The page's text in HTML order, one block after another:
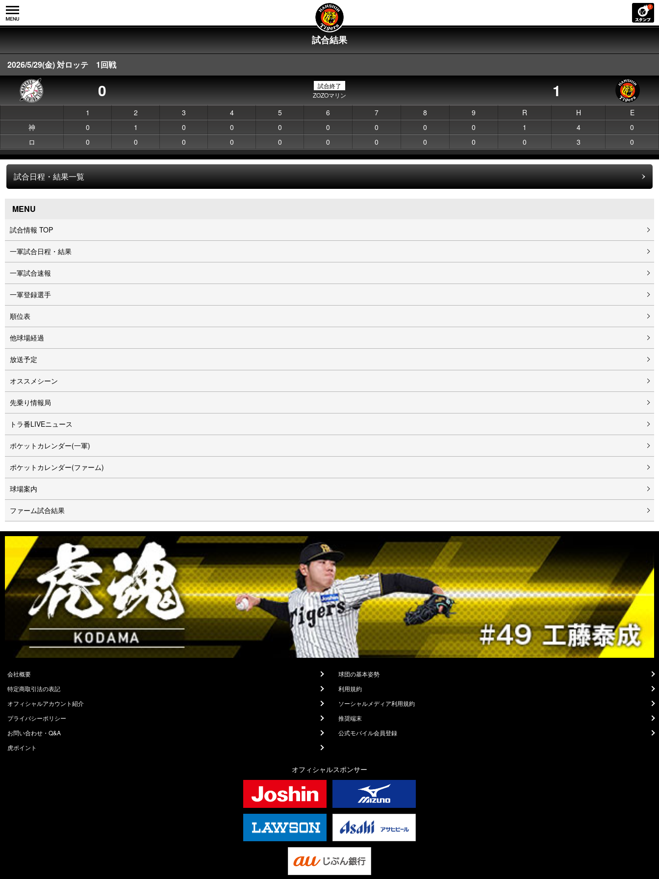
試合結果
2026/5/29(金) 対ロッテ 1回戦
0
試合終了
ZOZOマリン
1
1 2 3 4 5 6 7 8 9 R H
E
神
0 1 0 0 0 0 0 0 0 1 4
0
ロ
0 0 0 0 0 0 0 0 0 0 3 0
試合日程・結果一覧
MENU
試合情報 TOP
一軍試合日程・結果
一軍試合速報
一軍登録選手
順位表
他球場経過
放送予定
オススメシーン
先乗り情報局
トラ番LIVEニュース
ポケットカレンダー(一軍)
ポケットカレンダー(ファーム)
球場案内
ファーム試合結果
会社概要
球団の基本姿勢
特定商取引法の表記
利用規約
オフィシャルアカウント紹介
ソーシャルメディア利用規約
プライバシーポリシー
推奨端末
お問い合わせ・Q&A
公式モバイル会員登録
虎ポイント
オフィシャルスポンサー